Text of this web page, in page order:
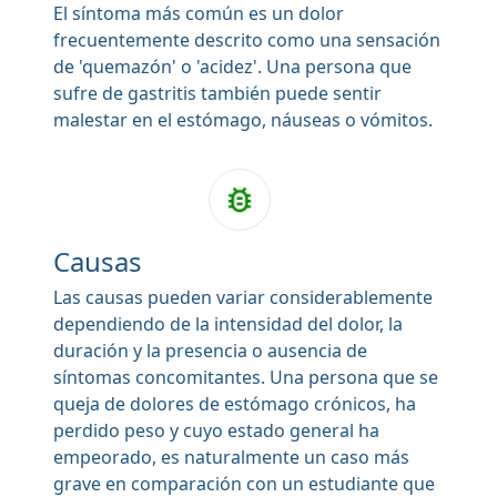
El síntoma más común es un dolor
frecuentemente descrito como una sensación
de 'quemazón' o 'acidez'. Una persona que
sufre de gastritis también puede sentir
malestar en el estómago, náuseas o vómitos.
Causas
Las causas pueden variar considerablemente
dependiendo de la intensidad del dolor, la
duración y la presencia o ausencia de
síntomas concomitantes. Una persona que se
queja de dolores de estómago crónicos, ha
perdido peso y cuyo estado general ha
empeorado, es naturalmente un caso más
grave en comparación con un estudiante que